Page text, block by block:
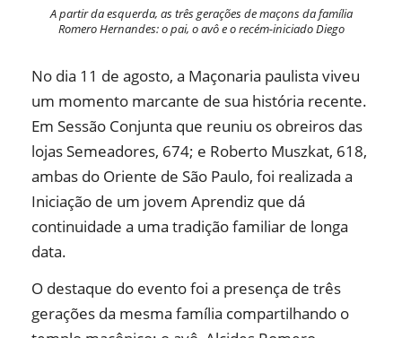
A partir da esquerda, as três gerações de maçons da família
Romero Hernandes: o pai, o avô e o recém-iniciado Diego
No dia 11 de agosto, a Maçonaria paulista viveu
um momento marcante de sua história recente.
Em Sessão Conjunta que reuniu os obreiros das
lojas Semeadores, 674; e Roberto Muszkat, 618,
ambas do Oriente de São Paulo, foi realizada a
Iniciação de um jovem Aprendiz que dá
continuidade a uma tradição familiar de longa
data.
O destaque do evento foi a presença de três
gerações da mesma família compartilhando o